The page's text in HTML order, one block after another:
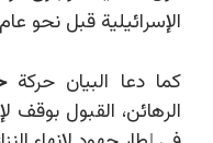
الإسرائيلية قبل نحو
كما دعا البيان حركة
الرهائن، القبول بوقف